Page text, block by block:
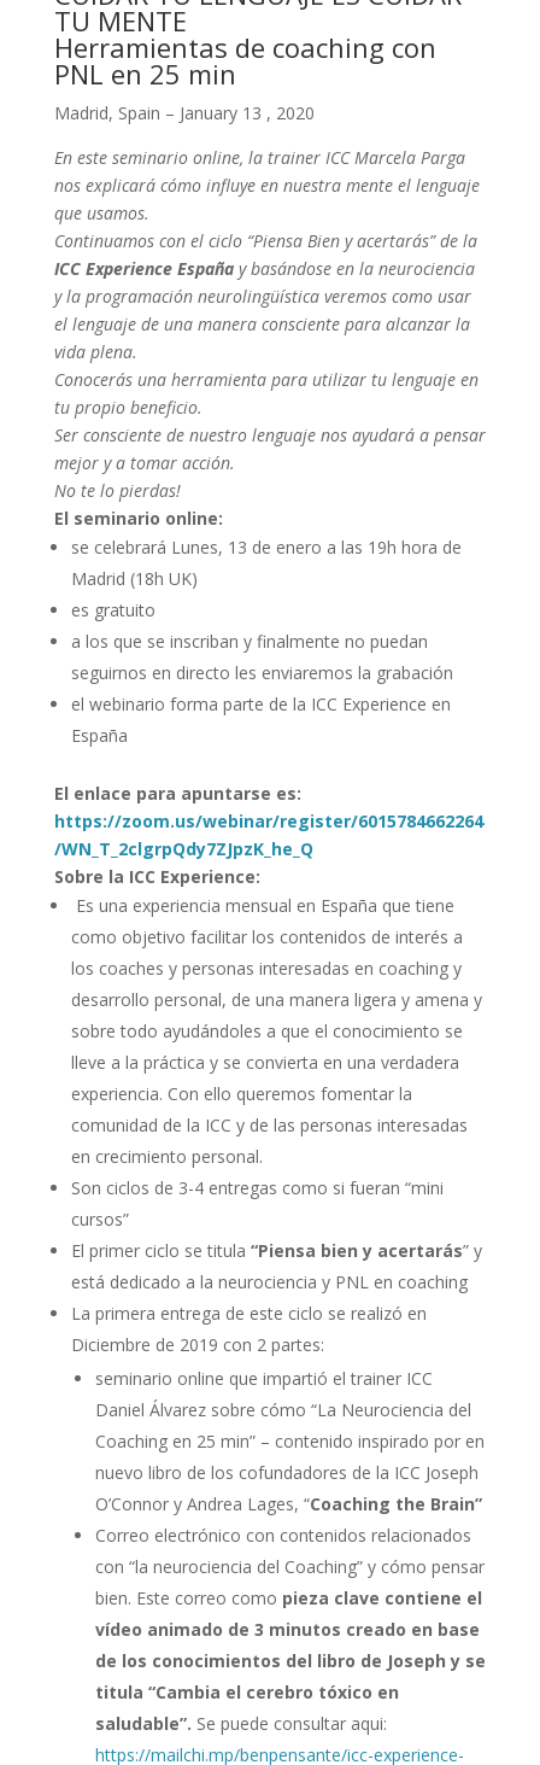
TU MENTE
Herramientas de coaching con
PNL en 25 min
Madrid, Spain – January 13 , 2020
En este seminario online, la trainer ICC Marcela Parga
nos explicará cómo influye en nuestra mente el lenguaje
que usamos.
Continuamos con el ciclo “Piensa Bien y acertarás” de la
ICC Experience Españay basándose en la neurociencia
y la programación neurolingüística veremos como usar
el lenguaje de una manera consciente para alcanzar la
vida plena.
Conocerás una herramienta para utilizar tu lenguaje en
tu propio beneficio.
Ser consciente de nuestro lenguaje nos ayudará a pensar
mejor y a tomar acción.
No te lo pierdas!
El seminario online:
se celebrará Lunes, 13 de enero a las 19h hora de
Madrid (18h UK)
es gratuito
a los que se inscriban y finalmente no puedan
seguirnos en directo les enviaremos la grabación
el webinario forma parte de la ICC Experience en
España
El enlace para apuntarse es:
https://zoom.us/webinar/register/6015784662264
/WN_T_2clgrpQdy7ZJpzK_he_Q
Sobre la ICC Experience:
Es una experiencia mensual en España que tiene
como objetivo facilitar los contenidos de interés a
los coaches y personas interesadas en coaching y
desarrollo personal, de una manera ligera y amena y
sobre todo ayudándoles a que el conocimiento se
lleve a la práctica y se convierta en una verdadera
experiencia. Con ello queremos fomentar la
comunidad de la ICC y de las personas interesadas
en crecimiento personal.
Son ciclos de 3-4 entregas como si fueran “mini
cursos”
El primer ciclo se titula “Piensa bien y acertarás” y
está dedicado a la neurociencia y PNL en coaching
La primera entrega de este ciclo se realizó en
Diciembre de 2019 con 2 partes:
seminario online que impartió el trainer ICC
Daniel Álvarez sobre cómo “La Neurociencia del
Coaching en 25 min” – contenido inspirado por en
nuevo libro de los cofundadores de la ICC Joseph
O’Connor y Andrea Lages, “Coaching the Brain”
Correo electrónico con contenidos relacionados
con “la neurociencia del Coaching” y cómo pensar
bien. Este correo como pieza clave contiene el
vídeo animado de 3 minutos creado en base
de los conocimientos del libro de Joseph y se
titula “Cambia el cerebro tóxico en
saludable”. Se puede consultar aqui:
https://mailchi.mp/benpensante/icc-experience-